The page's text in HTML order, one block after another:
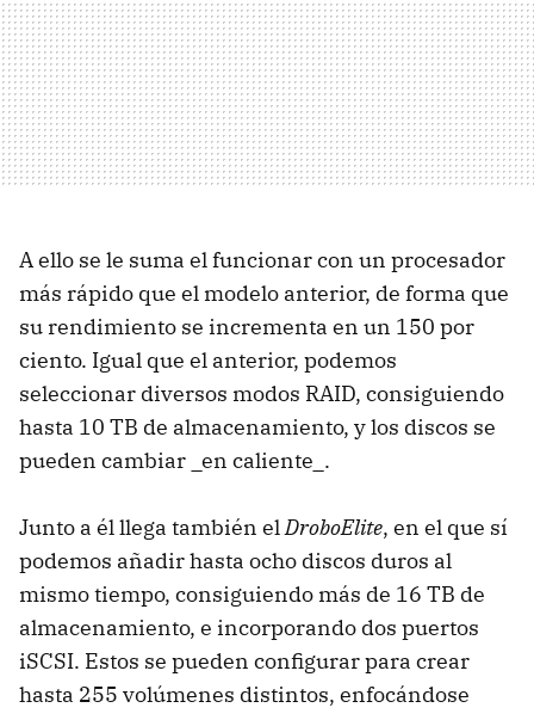
A ello se le suma el funcionar con un procesador
más rápido que el modelo anterior, de forma que
su rendimiento se incrementa en un 150 por
ciento. Igual que el anterior, podemos
seleccionar diversos modos RAID, consiguiendo
hasta 10 TB de almacenamiento, y los discos se
pueden cambiar _en caliente_.
Junto a él llega también elDroboElite, en el que sí
podemos añadir hasta ocho discos duros al
mismo tiempo, consiguiendo más de 16 TB de
almacenamiento, e incorporando dos puertos
iSCSI. Estos se pueden configurar para crear
hasta 255 volúmenes distintos, enfocándose